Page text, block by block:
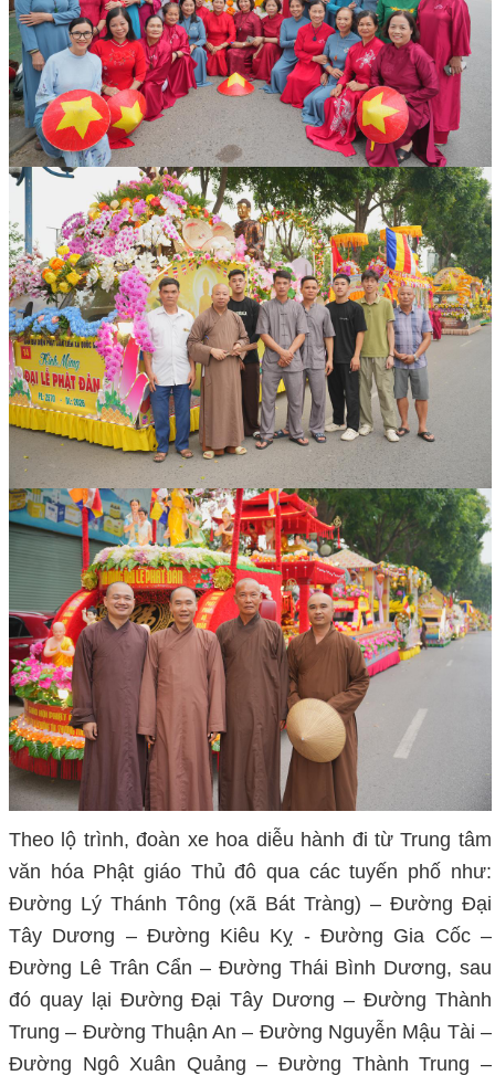
Theo lộ trình, đoàn xe hoa diễu hành đi từ Trung tâm
văn hóa Phật giáo Thủ đô qua các tuyến phố như:
Đường Lý Thánh Tông (xã Bát Tràng) – Đường Đại
Tây Dương – Đường Kiêu Kỵ - Đường Gia Cốc –
Đường Lê Trân Cẩn – Đường Thái Bình Dương, sau
đó quay lại Đường Đại Tây Dương – Đường Thành
Trung – Đường Thuận An – Đường Nguyễn Mậu Tài –
Đường Ngô Xuân Quảng – Đường Thành Trung –